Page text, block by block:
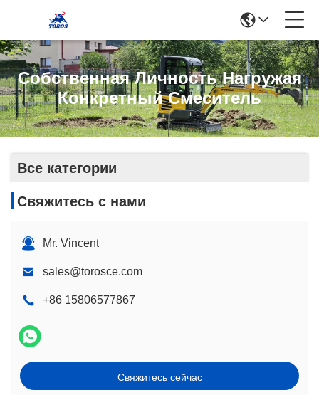
Собственная Личность Нагружая
Конкретный Смеситель
Все категории
Свяжитесь с нами
Mr. Vincent
sales@torosce.com
+86 15806577867
Свяжитесь сейчас